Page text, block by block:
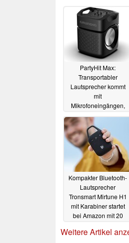
PartyHit Max:
Transportabler
Lautsprecher kommt
mit
Mikrofoneingängen,
07.11.2024
Kompakter Bluetooth-
Lautsprecher
Tronsmart Mirtune H1
mit Karabiner startet
bei Amazon mit 20
08.10.2024
Weitere Artikel